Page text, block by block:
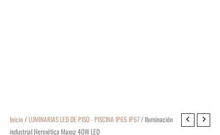
Inicio/ LUMINARIAS LED DE PISO - PISCINA IP65 IP67/ Iluminación
industrial Hermética Maxuz 40W LED